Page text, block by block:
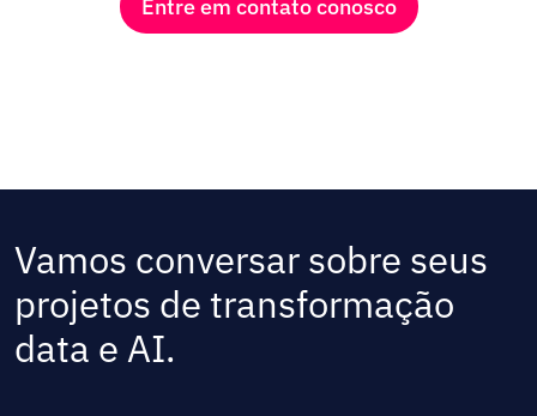
Entre em contato conosco
Vamos conversar sobre seus
projetos de transformação
data e AI.